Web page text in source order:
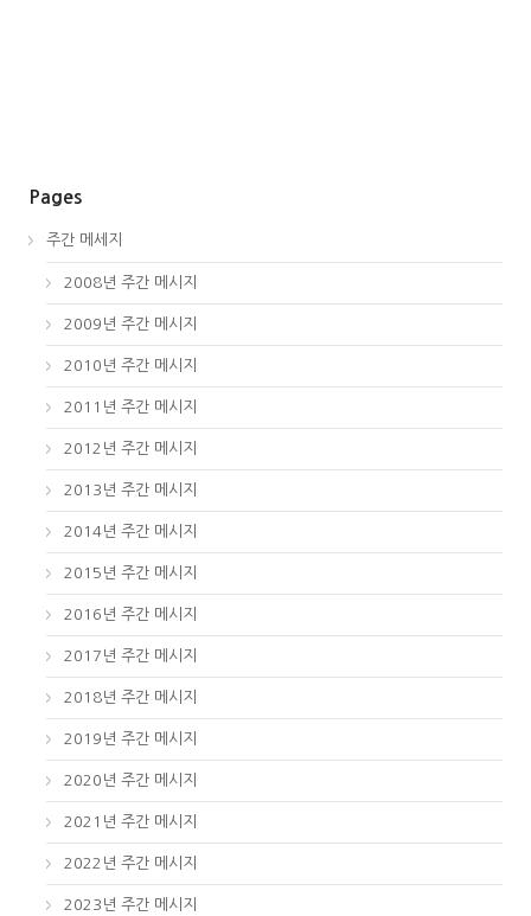
Pages
주간 메세지
2008년 주간 메시지
2009년 주간 메시지
2010년 주간 메시지
2011년 주간 메시지
2012년 주간 메시지
2013년 주간 메시지
2014년 주간 메시지
2015년 주간 메시지
2016년 주간 메시지
2017년 주간 메시지
2018년 주간 메시지
2019년 주간 메시지
2020년 주간 메시지
2021년 주간 메시지
2022년 주간 메시지
2023년 주간 메시지